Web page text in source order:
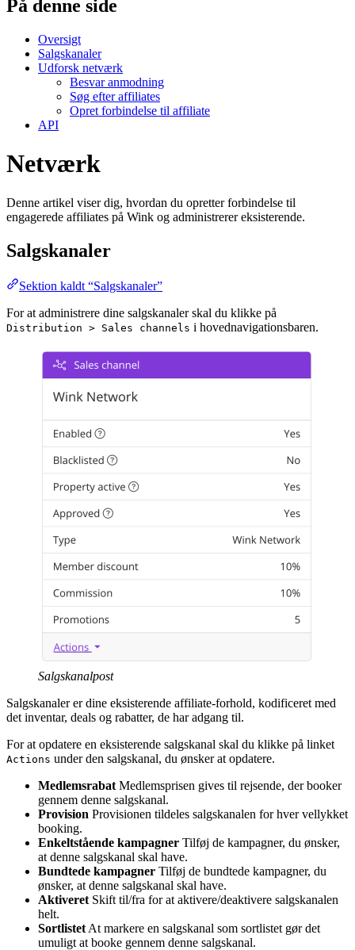
På denne side
Oversigt
Salgskanaler
Udforsk netværk
Besvar anmodning
Søg efter affiliates
Opret forbindelse til affiliate
API
Netværk
Denne artikel viser dig, hvordan du opretter forbindelse til
engagerede affiliates på Wink og administrerer eksisterende.
Salgskanaler
Sektion kaldt “Salgskanaler”
For at administrere dine salgskanaler skal du klikke på
Distribution > Sales channels i hovednavigationsbaren.
Salgskanalpost
Salgskanaler er dine eksisterende affiliate-forhold, kodificeret med
det inventar, deals og rabatter, de har adgang til.
For at opdatere en eksisterende salgskanal skal du klikke på linket
Actions under den salgskanal, du ønsker at opdatere.
Medlemsrabat Medlemsprisen gives til rejsende, der booker
gennem denne salgskanal.
Provision Provisionen tildeles salgskanalen for hver vellykket
booking.
Enkeltstående kampagner Tilføj de kampagner, du ønsker,
at denne salgskanal skal have.
Bundtede kampagner Tilføj de bundtede kampagner, du
ønsker, at denne salgskanal skal have.
Aktiveret Skift til/fra for at aktivere/deaktivere salgskanalen
helt.
Sortlistet At markere en salgskanal som sortlistet gør det
umuligt at booke gennem denne salgskanal.